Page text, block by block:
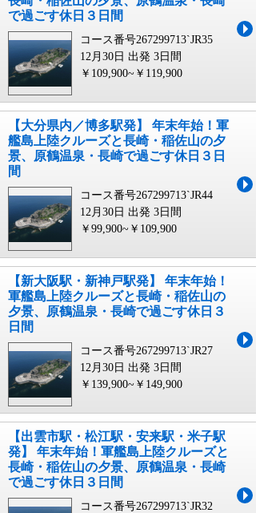
で過ごす休日３日間
コース番号267299713`JR35
12月30日 出発 3日間
￥109,900~￥119,900
【大分県内／博多駅発】 年末年始！軍
艦島上陸クルーズと長崎・稲佐山の夕
景、原鶴温泉・長崎で過ごす休日３日
間
コース番号267299713`JR44
12月30日 出発 3日間
￥99,900~￥109,900
【新大阪駅・新神戸駅発】 年末年始！
軍艦島上陸クルーズと長崎・稲佐山の
夕景、原鶴温泉・長崎で過ごす休日３
日間
コース番号267299713`JR27
12月30日 出発 3日間
￥139,900~￥149,900
【出雲市駅・松江駅・安来駅・米子駅
発】 年末年始！軍艦島上陸クルーズと
長崎・稲佐山の夕景、原鶴温泉・長崎
で過ごす休日３日間
コース番号267299713`JR32